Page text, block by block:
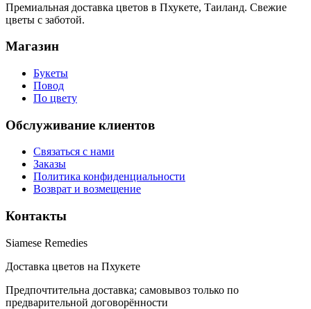
Премиальная доставка цветов в Пхукете, Таиланд. Свежие
цветы с заботой.
Магазин
Букеты
Повод
По цвету
Обслуживание клиентов
Связаться с нами
Заказы
Политика конфиденциальности
Возврат и возмещение
Контакты
Siamese Remedies
Доставка цветов на Пхукете
Предпочтительна доставка; самовывоз только по
предварительной договорённости